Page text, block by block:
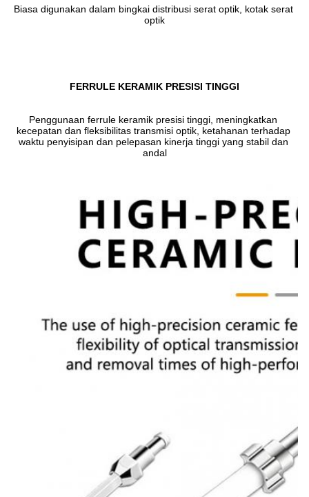
Biasa digunakan dalam bingkai distribusi serat optik, kotak serat
optik
FERRULE KERAMIK PRESISI TINGGI
Penggunaan ferrule keramik presisi tinggi, meningkatkan
kecepatan dan fleksibilitas transmisi optik, ketahanan terhadap
waktu penyisipan dan pelepasan kinerja tinggi yang stabil dan
andal